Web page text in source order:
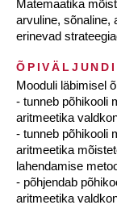
Matemaatika
arvuline, sõnaline,
erinevad
Mooduli läbimisel
- tunneb põhikooli
aritmeetika
- tunneb põhikooli
aritmeetika
lahendamise
- põhjendab
aritmeetika